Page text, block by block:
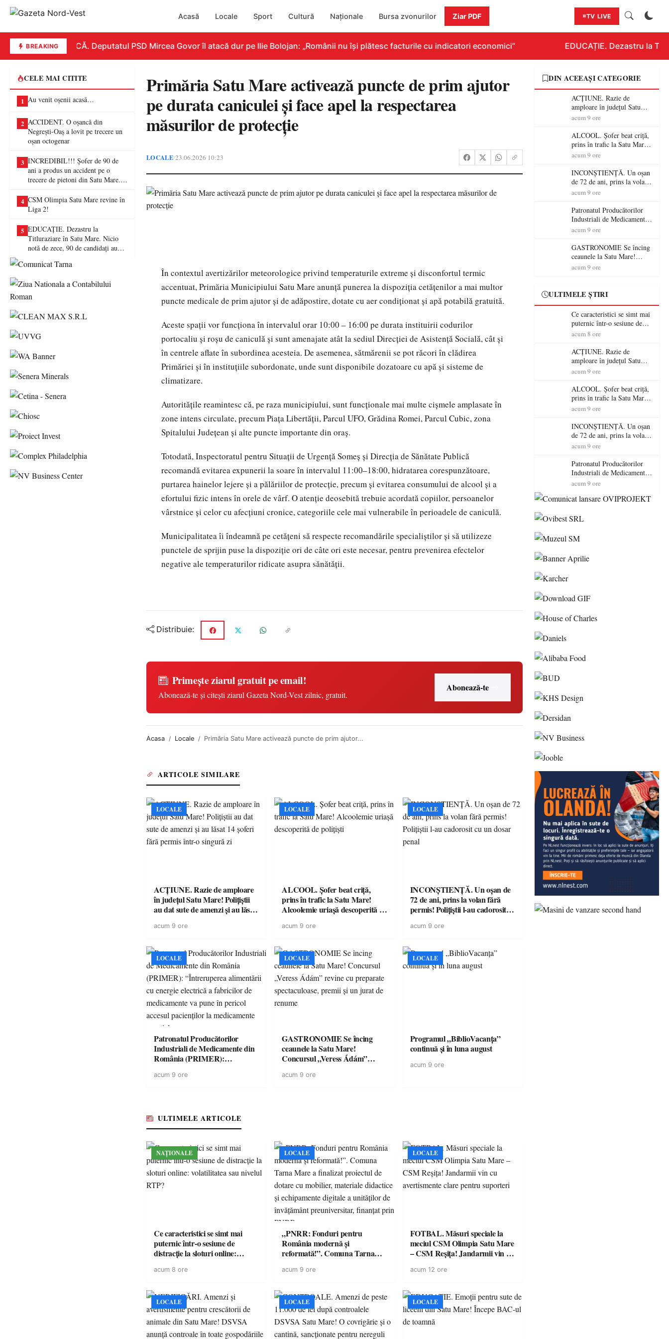
Acasă Locale Sport Cultură Naționale Bursa zvonurilor Ziar PDF TV LIVE
BREAKINGREPLICĂ. Deputatul PSD Mircea Govor îl atacă dur pe Ilie Bolojan: „Românii nu își plătesc facturile cu indicatori economici” EDUCAȚIE. Dezastru la
CELE MAI CITITE
1 Au venit oșenii acasă…
2 ACCIDENT. O oșancă din
Negrești-Oaș a lovit pe trecere un
oșan octogenar
3 INCREDIBIL!!! Șofer de 90 de
ani a produs un accident pe o
trecere de pietoni din Satu Mare. O
4 CSM Olimpia Satu Mare revine în
Liga 2!
5 EDUCAȚIE. Dezastru la
Titluraziare în Satu Mare. Nicio
notă de zece, 90 de candidați au
Primăria Satu Mare activează puncte de prim ajutor
pe durata caniculei și face apel la respectarea
măsurilor de protecție
LOCALE•23.06.2026 10:23
În contextul avertizărilor meteorologice privind temperaturile extreme și disconfortul termic
accentuat, Primăria Municipiului Satu Mare anunță punerea la dispoziția cetățenilor a mai multor
puncte medicale de prim ajutor și de adăpostire, dotate cu aer condiționat și apă potabilă gratuită.
Aceste spații vor funcționa în intervalul orar 10:00 – 16:00 pe durata instituirii codurilor
portocaliu și roșu de caniculă și sunt amenajate atât la sediul Direcției de Asistență Socială, cât și
în centrele aflate în subordinea acesteia. De asemenea, sătmărenii se pot răcori în clădirea
Primăriei și în instituțiile subordonate, unde sunt disponibile dozatoare cu apă și sisteme de
climatizare.
Autoritățile reamintesc că, pe raza municipiului, sunt funcționale mai multe cișmele amplasate în
zone intens circulate, precum Piața Libertății, Parcul UFO, Grădina Romei, Parcul Cubic, zona
Spitalului Județean și alte puncte importante din oraș.
Totodată, Inspectoratul pentru Situații de Urgență Someș și Direcția de Sănătate Publică
recomandă evitarea expunerii la soare în intervalul 11:00–18:00, hidratarea corespunzătoare,
purtarea hainelor lejere și a pălăriilor de protecție, precum și evitarea consumului de alcool și a
efortului fizic intens în orele de vârf. O atenție deosebită trebuie acordată copiilor, persoanelor
vârstnice și celor cu afecțiuni cronice, categoriile cele mai vulnerabile în perioadele de caniculă.
Municipalitatea îi îndeamnă pe cetățeni să respecte recomandările specialiștilor și să utilizeze
punctele de sprijin puse la dispoziție ori de câte ori este necesar, pentru prevenirea efectelor
negative ale temperaturilor ridicate asupra sănătății.
Distribuie:
Primește ziarul gratuit pe email!
Abonează-te și citești ziarul Gazeta Nord-Vest zilnic, gratuit.
Abonează-te
Acasa Locale Primăria Satu Mare activează puncte de prim ajutor...
ARTICOLE SIMILARE
LOCALE
ACȚIUNE. Razie de amploare
în județul Satu Mare! Polițiștii
au dat sute de amenzi și au lăsat
singură zi
acum 9 ore
LOCALE
ALCOOL. Șofer beat criță,
prins în trafic la Satu Mare!
Alcoolemie uriașă descoperită de
acum 9 ore
LOCALE
INCONȘTIENȚĂ. Un oșan de
72 de ani, prins la volan fără
permis! Polițiștii l-au cadorosit
acum 9 ore
LOCALE
Patronatul Producătorilor
Industriali de Medicamente din
România (PRIMER):
energie electrică a fabricilor de
acum 9 ore
LOCALE
GASTRONOMIE Se încing
ceaunele la Satu Mare!
Concursul „Veress Ádám”
spectaculoase, premii și un jurat
acum 9 ore
LOCALE
Programul „BiblioVacanța”
continuă și în luna august
acum 9 ore
ULTIMELE ARTICOLE
NAȚIONALE
Ce caracteristici se simt mai
puternic într-o sesiune de
distracție la sloturi online:
acum 8 ore
LOCALE
„PNRR: Fonduri pentru
România modernă și
reformată!”. Comuna Tarna
dotare cu mobilier, materiale
a unităților de învățământ
preuniversitar, finanțat prin
PNRR
acum 9 ore
LOCALE
FOTBAL. Măsuri speciale la
meciul CSM Olimpia Satu Mare
– CSM Reșița! Jandarmii vin cu
suporteri
acum 12 ore
LOCALE LOCALE LOCALE
DIN ACEEAȘI CATEGORIE
ACȚIUNE. Razie de
amploare în județul Satu
Mare! Polițiștii au dat sute
șoferi fără permis într-o
singură zi
acum 9 ore
ALCOOL. Șofer beat criță,
prins în trafic la Satu Mare!
Alcoolemie uriașă
acum 9 ore
INCONȘTIENȚĂ. Un oșan
de 72 de ani, prins la volan
fără permis! Polițiștii l-au
acum 9 ore
Patronatul Producătorilor
Industriali de Medicamente
din România (PRIMER):
energie electrică a fabricilor
de medicamente va pune în
pericol accesul pacienților la
medicamente esențiale
acum 9 ore
GASTRONOMIE Se încing
ceaunele la Satu Mare!
Concursul „Veress Ádám”
jurat de renume
acum 9 ore
ULTIMELE ȘTIRI
Ce caracteristici se simt mai
puternic într-o sesiune de
distracție la sloturi online:
RTP?
acum 8 ore
ACȚIUNE. Razie de
amploare în județul Satu
Mare! Polițiștii au dat sute
șoferi fără permis într-o
singură zi
acum 9 ore
ALCOOL. Șofer beat criță,
prins în trafic la Satu Mare!
Alcoolemie uriașă
acum 9 ore
INCONȘTIENȚĂ. Un oșan
de 72 de ani, prins la volan
fără permis! Polițiștii l-au
acum 9 ore
Patronatul Producătorilor
Industriali de Medicamente
din România (PRIMER):
energie electrică a fabricilor
pericol accesul pacienților la
acum 9 ore